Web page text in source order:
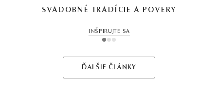
SVADOBNÉ TRADÍCIE A POVERY
INŠPIRUJTE SA
1 2 3
ĎALŠIE ČLÁNKY